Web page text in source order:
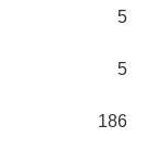
5
5
186